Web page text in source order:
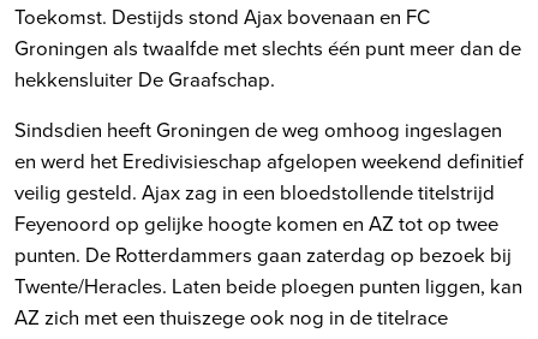
Toekomst. Destijds stond Ajax bovenaan en FC
Groningen als twaalfde met slechts één punt meer dan de
hekkensluiter De Graafschap.
Sindsdien heeft Groningen de weg omhoog ingeslagen
en werd het Eredivisieschap afgelopen weekend definitief
veilig gesteld. Ajax zag in een bloedstollende titelstrijd
Feyenoord op gelijke hoogte komen en AZ tot op twee
punten. De Rotterdammers gaan zaterdag op bezoek bij
Twente/Heracles. Laten beide ploegen punten liggen, kan
AZ zich met een thuiszege ook nog in de titelrace